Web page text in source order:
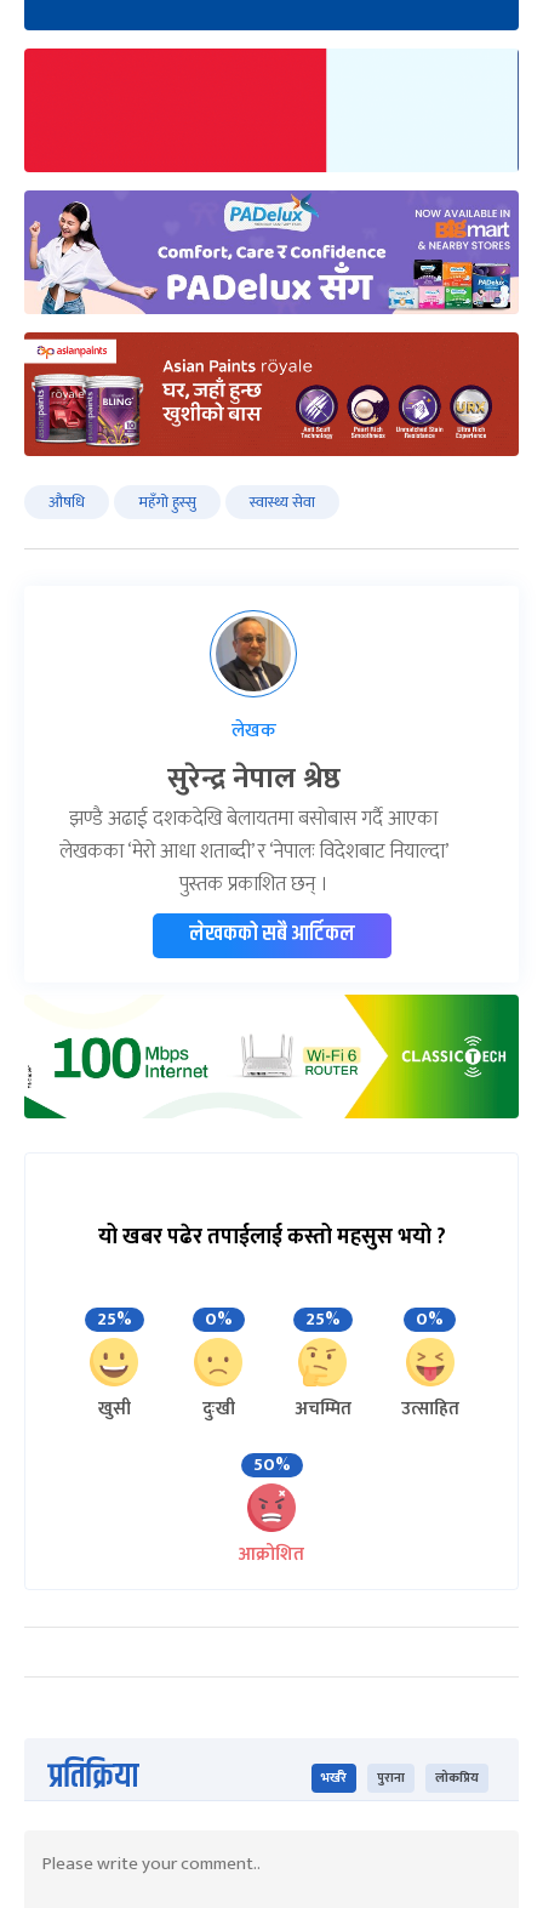
औषधि महँगो हुस्सु स्वास्थ्य सेवा
लेखक
सुरेन्द्र नेपाल श्रेष्ठ
झण्डै अढाई दशकदेखि बेलायतमा बसोबास गर्दै आएका
लेखकका ‘मेरो आधा शताब्दी’ र ‘नेपालः विदेशबाट नियाल्दा’
पुस्तक प्रकाशित छन् ।
लेखकको सबै आर्टिकल
यो खबर पढेर तपाईलाई कस्तो महसुस भयो ?
25%
खुसी
0%
दुःखी
25%
अचम्मित
0%
उत्साहित
50%
आक्रोशित
प्रतिक्रिया भर्खरै पुराना लोकप्रिय